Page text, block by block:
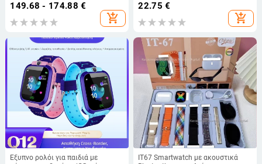
αποτυπώματος, DDR4, μοντέλο
8601C, Android SU9A, AMOLED
οθόνη 2.06 ιντσών
149.68 - 174.88 €
add_shopping_cart
λουράκι σιλικόνης, αυτονομία
αδιάβροχο για καθημερινή χρήση
22.75 €
add_shopping_cart
Έξυπνο ρολόι για παιδιά με
IT67 Smartwatch με ακουστικά